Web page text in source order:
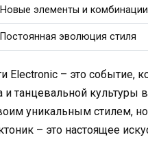
Новые элементы и комбинации
Постоянная эволюция стиля
– это событие,
и танцевальной
уникальным стилем,
– это настоящее